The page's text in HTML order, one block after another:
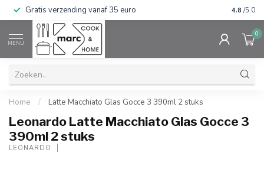
Gratis verzending vanaf 35 euro 4.8 /5.0
MENU
0
Home / Latte Macchiato Glas Gocce 3 390ml 2 stuks
Leonardo Latte Macchiato Glas Gocce 3
390ml 2 stuks
LEONARDO